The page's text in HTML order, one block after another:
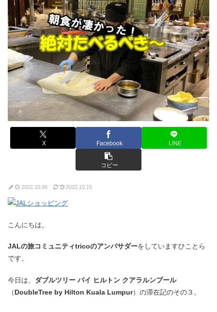
X Facebook LINE
コピー
2022.10.06 2022.10.15
こんにちは。
JALの旅コミュニティtricoのアンバサダーをしていますひことら
です。
今日は、 ダブルツリー バイ ヒルトン クアラルンプール
（DoubleTree by Hilton Kuala Lumpur）の滞在記のその３。